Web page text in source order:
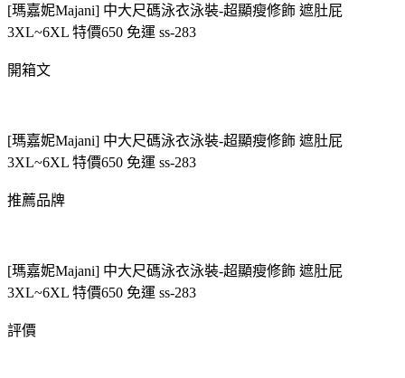
[瑪嘉妮Majani] 中大尺碼泳衣泳裝-超顯瘦修飾 遮肚屁
3XL~6XL 特價650 免運 ss-283
開箱文
[瑪嘉妮Majani] 中大尺碼泳衣泳裝-超顯瘦修飾 遮肚屁
3XL~6XL 特價650 免運 ss-283
推薦品牌
[瑪嘉妮Majani] 中大尺碼泳衣泳裝-超顯瘦修飾 遮肚屁
3XL~6XL 特價650 免運 ss-283
評價